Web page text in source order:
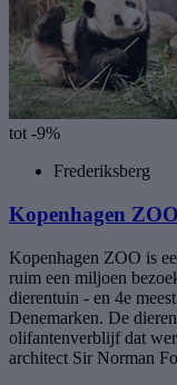
tot -9%
Frederiksberg
Kopenhagen ZOO
Kopenhagen ZOO is
ruim een miljoen
dierentuin - en 4e
Denemarken. De
olifantenverblijf dat
architect Sir Norman